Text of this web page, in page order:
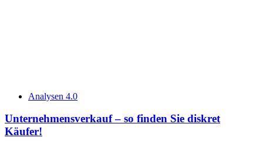
Analysen 4.0
Unternehmensverkauf – so finden Sie diskret
Käufer!